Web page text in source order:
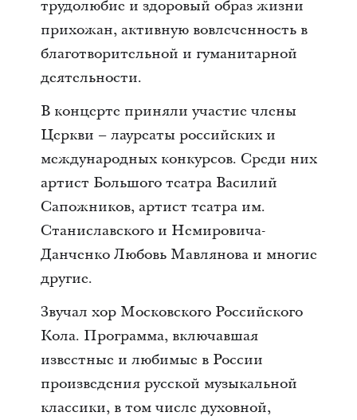
трудолюбие и здоровый образ жизни
прихожан, активную вовлеченность в
благотворительной и гуманитарной
деятельности.
В концерте приняли участие члены
Церкви – лауреаты российских и
международных конкурсов. Среди них
артист Большого театра Василий
Сапожников, артист театра им.
Станиславского и Немировича-
Данченко Любовь Мавлянова и многие
другие.
Звучал хор Московского Российского
Кола. Программа, включавшая
известные и любимые в России
произведения русской музыкальной
классики, в том числе духовной,